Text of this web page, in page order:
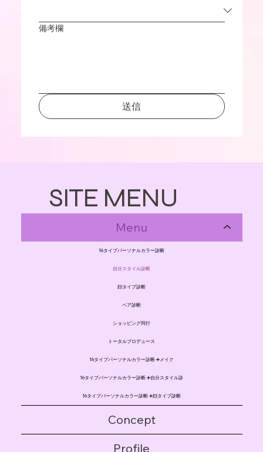
備考欄
送信
SITE MENU
Menu
16タイプパーソナルカラー診断
自分スタイル診断
顔タイプ診断
ペア診断
ショッピング同行
トータルプロデュース
16タイプパーソナルカラー診断 ➕メイク
16タイプパーソナルカラー診断 ➕自分スタイル診
16タイプパーソナルカラー診断 ➕顔タイプ診断
Concept
Profile